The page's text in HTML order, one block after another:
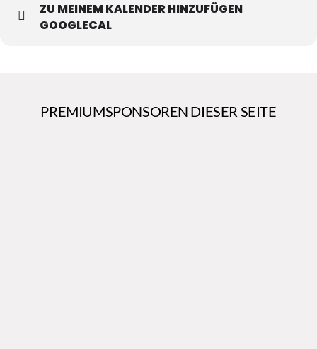
ZU MEINEM KALENDER HINZUFÜGEN
GOOGLECAL
PREMIUMSPONSOREN DIESER SEITE